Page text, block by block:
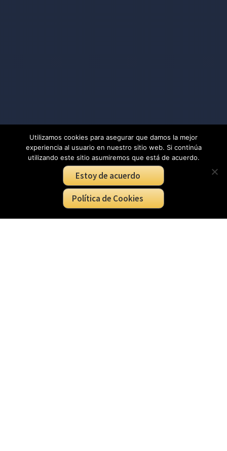
Utilizamos cookies para asegurar que damos la mejor
experiencia al usuario en nuestro sitio web. Si continúa
utilizando este sitio asumiremos que está de acuerdo.
Estoy de acuerdo
Política de Cookies